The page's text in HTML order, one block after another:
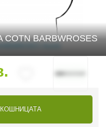
COTN BARBWROSES